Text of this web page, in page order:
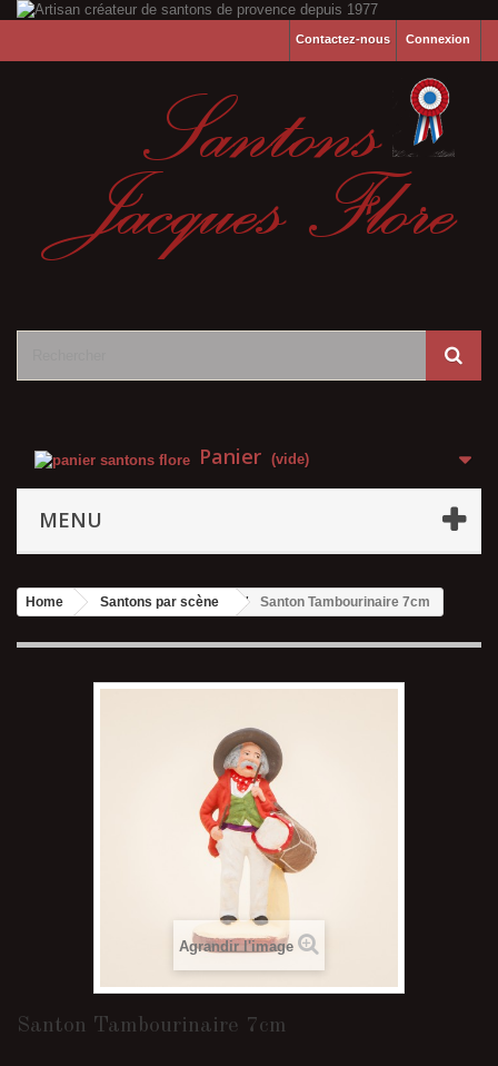
Connexion
Contactez-nous
Panier (vide)
MENU
Home Santons par scène Santon Tambourinaire 7cm
Agrandir l'image
Santon Tambourinaire 7cm